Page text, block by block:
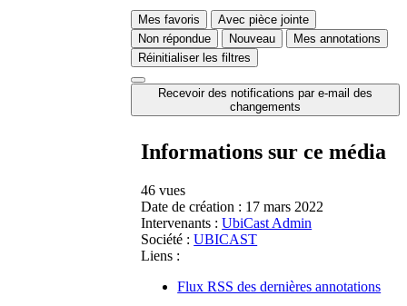
Mes favoris
Avec pièce jointe
Non répondue
Nouveau
Mes annotations
Réinitialiser les filtres
Recevoir des notifications par e-mail des
changements
Informations sur ce média
46 vues
Date de création : 17 mars 2022
Intervenants : UbiCast Admin
Société : UBICAST
Liens :
Flux RSS des dernières annotations